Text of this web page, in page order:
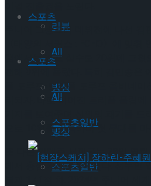
스포츠
All
빙상
스포츠일반
리뷰
스포츠
All
빙상
스포츠일반
주니어 그랑프리 데뷔전에 나선 김
램에서는 점프 실수로 20위에 그쳤
플 토루프-트리플 토루프 콤비네이
리되자, 바로 이어진 트리플 플립에
으로 10위를 기록하며 첫 무대를 마
또 다른 기대주 서민규는 28일 열
에서 총점 2위를 기록했다. 선두인